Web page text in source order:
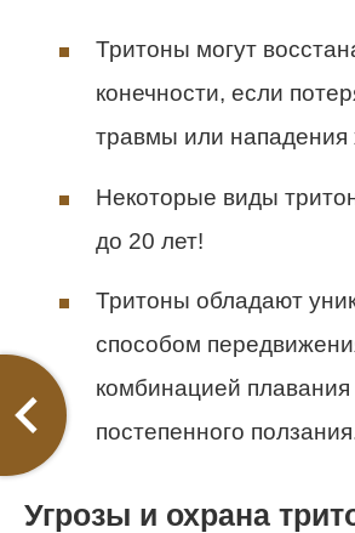
Тритоны могут
конечности, если
травмы или нападения
Некоторые виды
до 20 лет!
Тритоны обладают
способом
комбинацией плавания
постепенного
Угрозы и охрана